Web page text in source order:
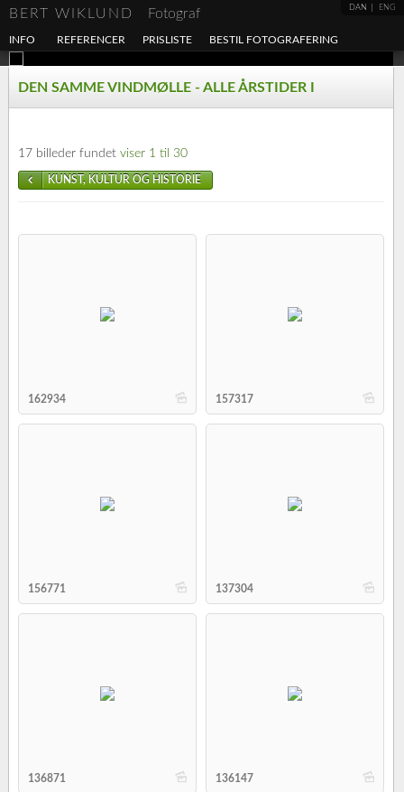
DAN ENG
BERT WIKLUND Fotograf
INFO REFERENCER PRISLISTE BESTIL FOTOGRAFERING
DEN SAMME VINDMØLLE - ALLE ÅRSTIDER I
17 billeder fundet viser 1 til 30
KUNST, KULTUR OG HISTORIE
b
162934 b
157317
b
156771 b
137304
b
136871 b
136147